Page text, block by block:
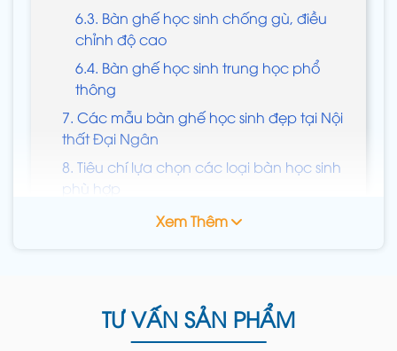
6.3. Bàn ghế học sinh chống gù, điều
chỉnh độ cao
6.4. Bàn ghế học sinh trung học phổ
thông
7. Các mẫu bàn ghế học sinh đẹp tại Nội
thất Đại Ngân
8. Tiêu chí lựa chọn các loại bàn học sinh
phù hợp
9. Tiêu chí chọn ghế bàn học đẹp, ghế
Xem Thêm
TƯ VẤN SẢN PHẨM